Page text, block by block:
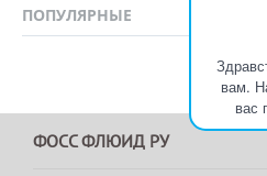
вам.
вас
ПОПУЛЯРНЫЕ
ФОСС ФЛЮИД РУ